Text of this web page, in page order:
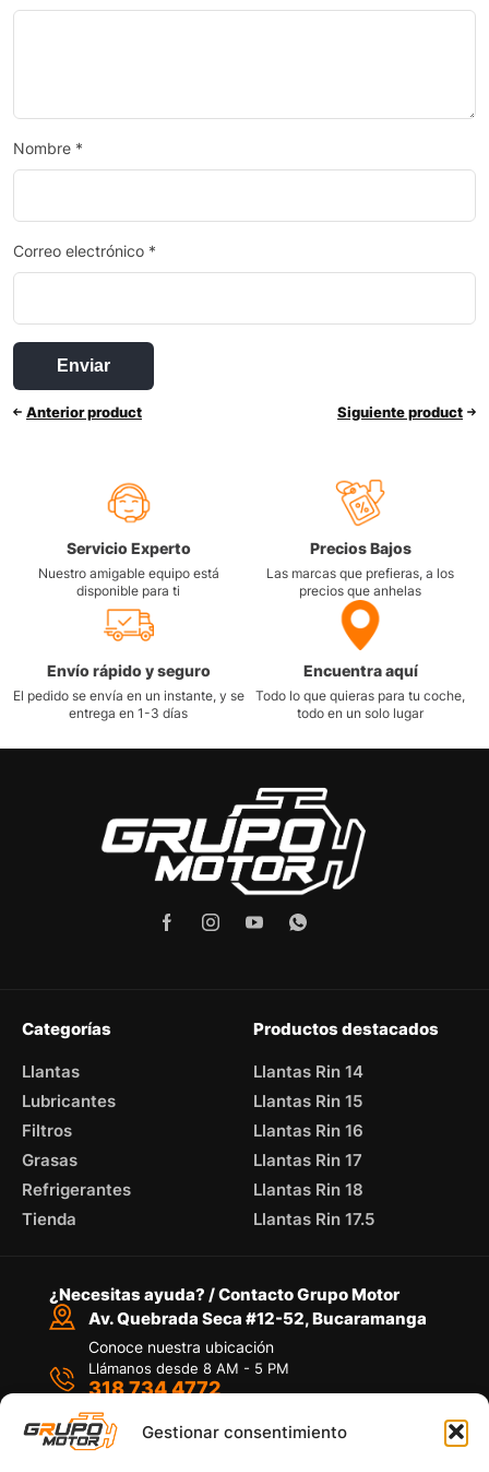
Gestionar consentimiento
Nombre *
Correo electrónico *
Anterior product Siguiente product
Servicio Experto
Nuestro amigable equipo está
disponible para ti
Precios Bajos
Las marcas que prefieras, a los
precios que anhelas
Envío rápido y seguro
El pedido se envía en un instante, y se
entrega en 1-3 días
Encuentra aquí
Todo lo que quieras para tu coche,
todo en un solo lugar
Categorías
Llantas
Lubricantes
Filtros
Grasas
Refrigerantes
Tienda
Productos destacados
Llantas Rin 14
Llantas Rin 15
Llantas Rin 16
Llantas Rin 17
Llantas Rin 18
Llantas Rin 17.5
¿Necesitas ayuda? / Contacto Grupo Motor
Av. Quebrada Seca #12-52, Bucaramanga
Conoce nuestra ubicación
Llámanos desde 8 AM - 5 PM
318 734 4772
Por medio de WhatsApp